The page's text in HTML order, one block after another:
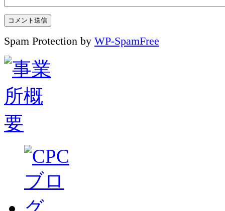
Spam Protection by WP-SpamFree